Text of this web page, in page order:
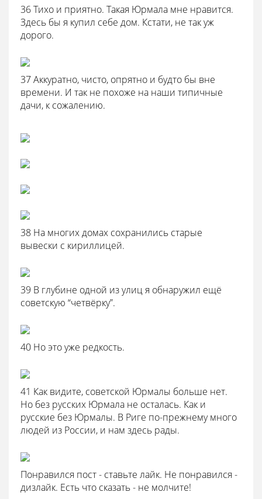
36 Тихо и приятно. Такая Юрмала мне нравится.
Здесь бы я купил себе дом. Кстати, не так уж
дорого.
37 Аккуратно, чисто, опрятно и будто бы вне
времени. И так не похоже на наши типичные
дачи, к сожалению.
38 На многих домах сохранились старые
вывески с кириллицей.
39 В глубине одной из улиц я обнаружил ещё
советскую “четвёрку”.
40 Но это уже редкость.
41 Как видите, советской Юрмалы больше нет.
Но без русских Юрмала не осталась. Как и
русские без Юрмалы. В Риге по-прежнему много
людей из России, и нам здесь рады.
Понравился пост - ставьте лайк. Не понравился -
дизлайк. Есть что сказать - не молчите!